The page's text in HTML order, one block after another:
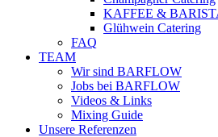
KAFFEE &
Glühwein Catering
FAQ
TEAM
Wir sind BARFLOW
Jobs bei BARFLOW
Videos & Links
Mixing Guide
Unsere Referenzen